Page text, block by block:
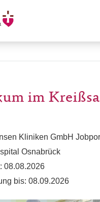
im
Kliniken GmbH
Osnabrück
08.08.2026
bis: 08.09.2026